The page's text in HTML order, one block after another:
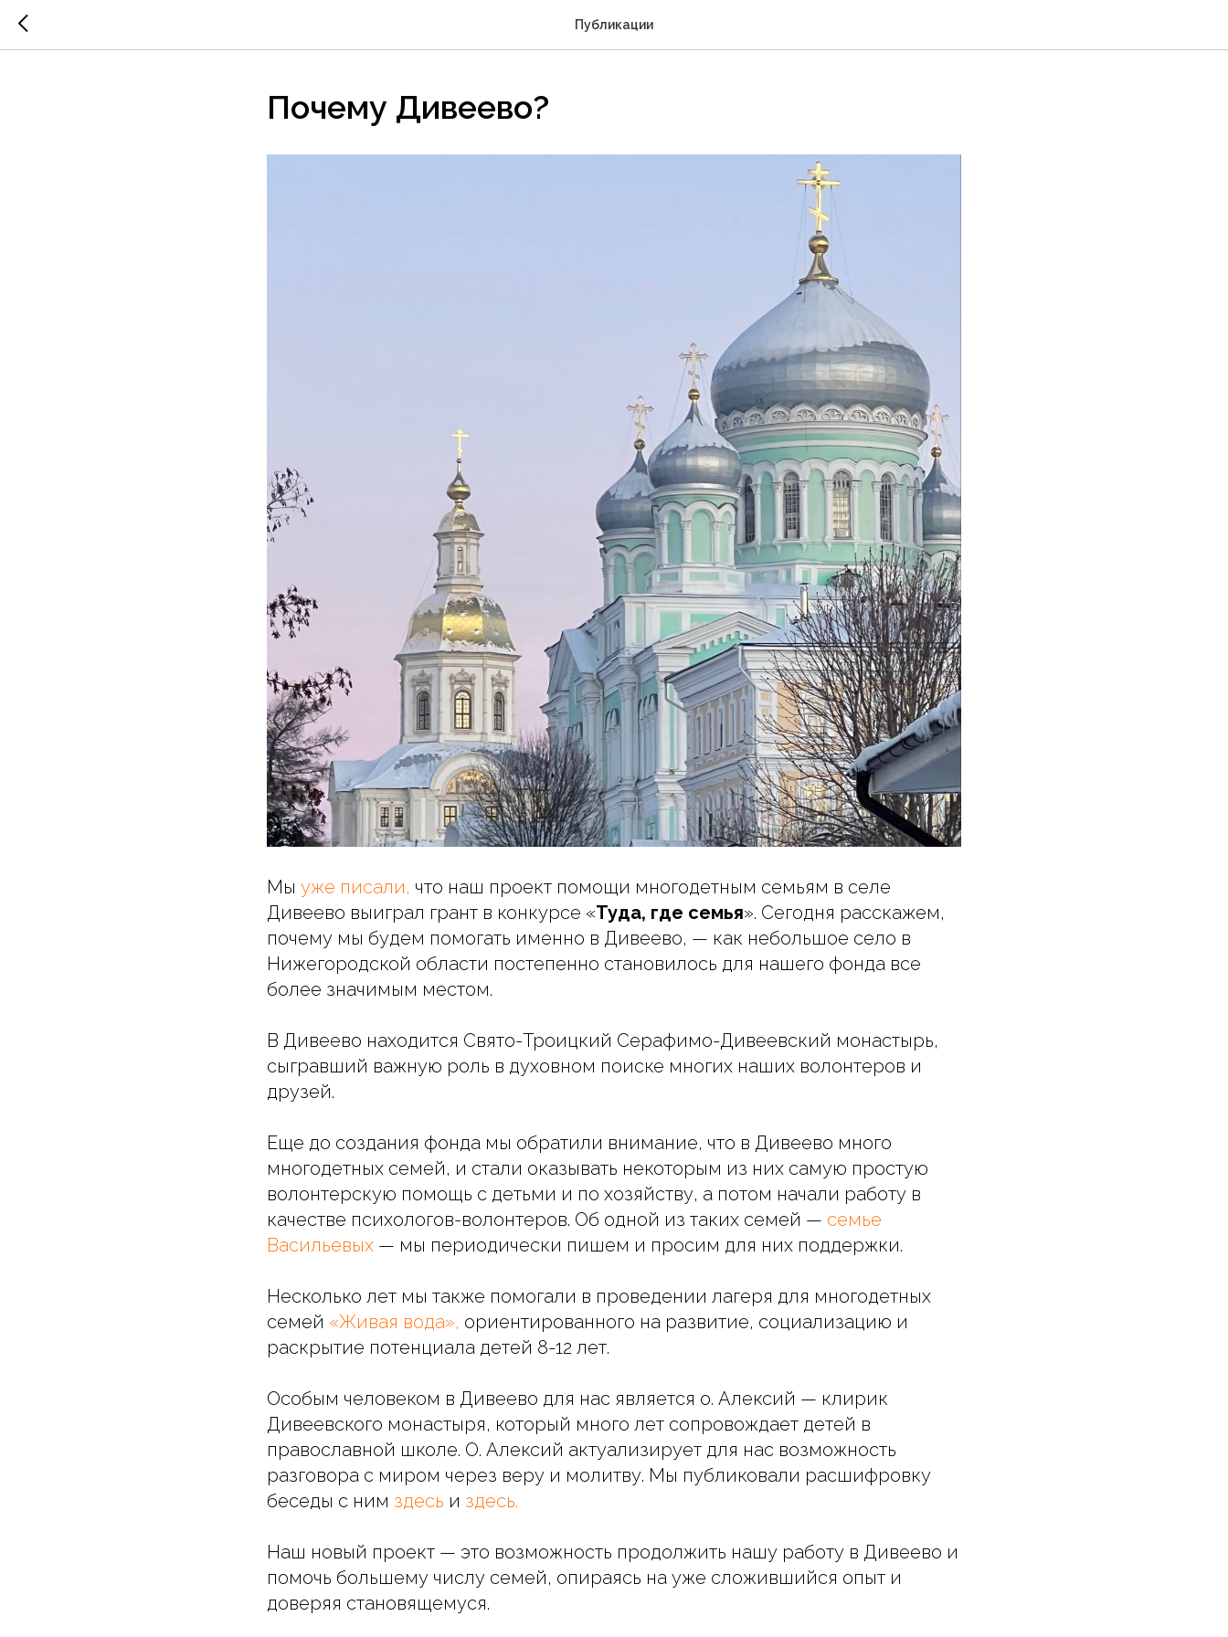
Публикации
Почему Дивеево?
Мы уже писали, что наш проект помощи многодетным семьям в селе
Дивеево выиграл грант в конкурсе «Туда, где семья». Сегодня расскажем,
почему мы будем помогать именно в Дивеево, — как небольшое село в
Нижегородской области постепенно становилось для нашего фонда все
более значимым местом.
В Дивеево находится Свято-Троицкий Серафимо-Дивеевский монастырь,
сыгравший важную роль в духовном поиске многих наших волонтеров и
друзей.
Еще до создания фонда мы обратили внимание, что в Дивеево много
многодетных семей, и стали оказывать некоторым из них самую простую
волонтерскую помощь с детьми и по хозяйству, а потом начали работу в
качестве психологов-волонтеров. Об одной из таких семей — семье
Васильевых — мы периодически пишем и просим для них поддержки.
Несколько лет мы также помогали в проведении лагеря для многодетных
семей «Живая вода», ориентированного на развитие, социализацию и
раскрытие потенциала детей 8-12 лет.
Особым человеком в Дивеево для нас является о. Алексий — клирик
Дивеевского монастыря, который много лет сопровождает детей в
православной школе. О. Алексий актуализирует для нас возможность
разговора с миром через веру и молитву. Мы публиковали расшифровку
беседы с ним здесь и здесь.
Наш новый проект — это возможность продолжить нашу работу в Дивеево и
помочь большему числу семей, опираясь на уже сложившийся опыт и
доверяя становящемуся.